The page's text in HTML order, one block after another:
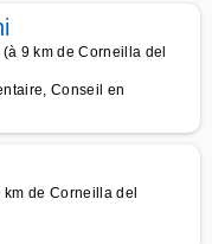
9 km de Corneilla del
Conseil en
de Corneilla del